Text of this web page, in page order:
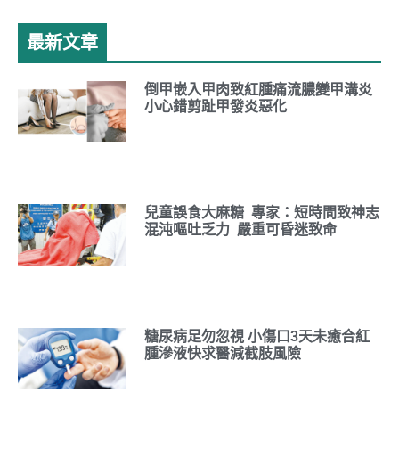
最新文章
倒甲嵌入甲肉致紅腫痛流膿變甲溝炎
小心錯剪趾甲發炎惡化
兒童誤食大麻糖 專家：短時間致神志
混沌嘔吐乏力 嚴重可昏迷致命
糖尿病足勿忽視 小傷口3天未癒合紅
腫滲液快求醫減截肢風險